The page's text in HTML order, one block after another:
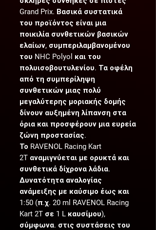
Grand Prix. Βασικά συστατικά
του προϊόντος είναι μια
ποικιλία συνθετικών βασικών
ελαίων, συμπεριλαμβανομένου
του NHC Polyol και του
πολυισοβουτυλενίου. Τα οφέλη
από τη συμπερίληψη
συνθετικών μιας πολύ
μεγαλύτερης μοριακής δομής
δίνουν αυξημένη λίπανση στα
όρια και προσφέρουν μια ευρεία
ζώνη προστασίας.
Το RAVENOL Racing Kart
2T αναμιγνύεται με ορυκτά και
συνθετικά δίχρονα λάδια.
Δυνατότητα αναλογίας
ανάμειξης με καύσιμο έως και
1:50 (π.χ. 20 ml RAVENOL Racing
Kart 2T σε 1 L καυσίμου),
σύμφωνα. στις συστάσεις του